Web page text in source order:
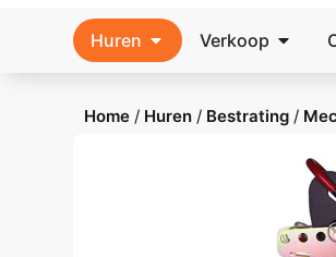
Huren Verkoop
Home / Huren / Bestrating /